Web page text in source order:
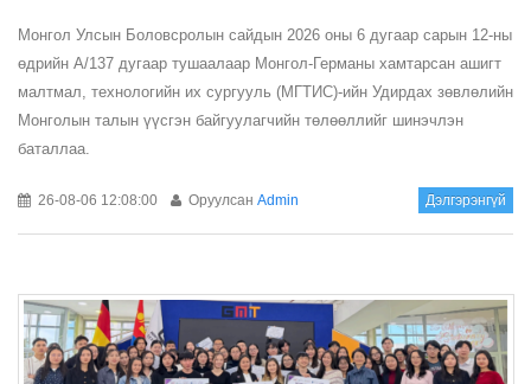
Монгол Улсын Боловсролын сайдын 2026 оны 6 дугаар сарын 12-ны
өдрийн А/137 дугаар тушаалаар Монгол-Германы хамтарсан ашигт
малтмал, технологийн их сургууль (МГТИС)-ийн Удирдах зөвлөлийн
Монголын талын үүсгэн байгуулагчийн төлөөллийг шинэчлэн
баталлаа.
26-08-06 12:08:00 Оруулсан Admin Дэлгэрэнгүй